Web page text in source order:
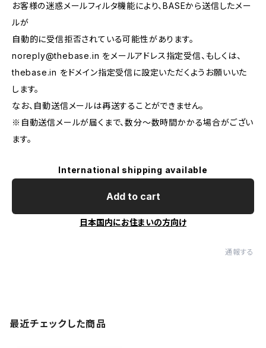
お客様の迷惑メールフィルタ機能により、BASEから送信したメー
ルが
自動的に受信拒否されている可能性があります。
noreply@thebase.in をメールアドレス指定受信、もしくは、
thebase.in をドメイン指定受信に設定いただくようお願いいた
します。
なお、自動送信メールは再送することができません。
※自動送信メールが届くまで、数分～数時間かかる場合がござい
ます。
International shipping available
Add to cart
日本国内にお住まいの方向け
通報する
最近チェックした商品